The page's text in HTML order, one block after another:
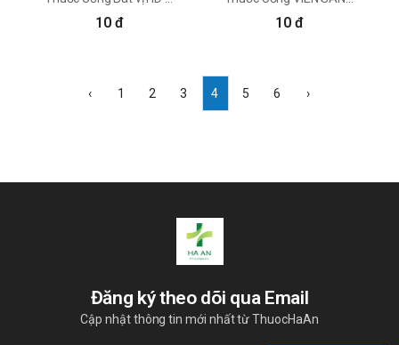
10 đ 10 đ
‹ 1 2 3 4 5 6 ›
Đăng ký theo dõi qua Email
Cập nhật thông tin mới nhất từ ThuocHaAn